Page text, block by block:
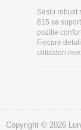
Sasiu robust
815 sa
pozitie
Fiecare
utilizatori
Copyright © 2026